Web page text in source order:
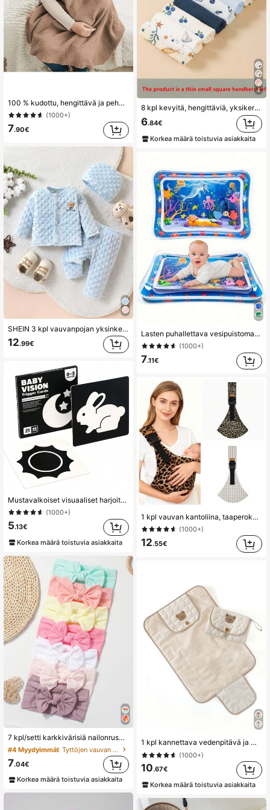
100 % kudottu, hengittävä ja pehmeä imetyssuoja, monitoiminen lastenrattaiden kuomu, autonistuimen aurinkosuoja, äidin yksityisyyttä suojaava esiliina, sopii yli 18-vuotiaille
(1000+)
7.90€
SHEIN 3 kpl vauvanpojan yksinkertainen ja pehmeä sininen kuplakarhukirjailtu paita, housut ja hattu kodintarvikesarja
12.99€
Mustavalkoiset visuaaliset harjoituskortit vauvoille 0–3 kuukautta, 3–6 kuukautta, 6–12 kuukautta, vastasyntyneen vauvan näönkehityskortit, näönseurantakortit
(1000+)
5.13€
Korkea määrä toistuvia asiakkaita
7 kpl/setti karkkivärisiä nailonrusetteja, vauvan pääpantasetti, sopii päivittäiseen käyttöön
#4 Myydyimmät
(1000+)
#4 Myydyimmät
Tyttöjen vauvan hiusasusteet
(1000+)
#4 Myydyimmät
Tyttöjen vauvan hiusasusteet
(1000+)
#4 Myydyimmät
Tyttöjen vauvan hiusasusteet
7.04€
Korkea määrä toistuvia asiakkaita
4
8 kpl kevyitä, hengittäviä, yksikerroksisia vauvan ruokalappuja, ruokailupyyhkeitä, monikäyttöisiä liinoja, sopivia kaikkiin vuodenaikoihin
6.84€
Korkea määrä toistuvia asiakkaita
Lasten puhallettava vesipuistomatto, tukee fyysistä ja aistikehitystä, värikäs vedenalainen maisema, mukana kelluvat lelut (satunnainen malli)
(1000+)
7.11€
1 kpl vauvan kantoliina, taaperokantoliina, uusi vauvan kantoliina, kannettava ja kevyt, liukuesteinen lonkkaturva, monikäyttöinen vauvan kantoliina, ristikkäismalli, säädettävä koko, konepestävä, helppo käyttää vauvan kanssa, sopii vastasyntyneille, uusille äideille
(1000+)
12.55€
1 kpl kannettava vedenpitävä ja mukava vauvanhoitoalusta, sopii ulkokäyttöön, vaipanvaihtoasema ja pinnasängyn patja
(1000+)
10.67€
Korkea määrä toistuvia asiakkaita